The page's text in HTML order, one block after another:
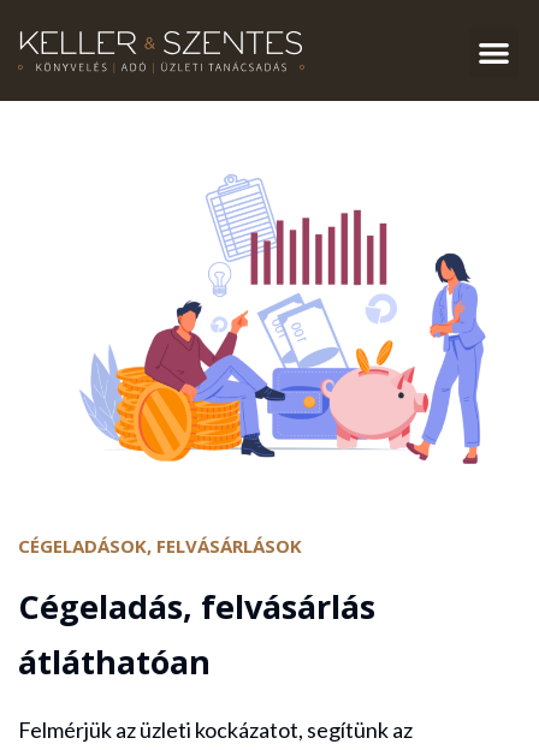
CÉGELADÁSOK, FELVÁSÁRLÁSOK
Cégeladás, felvásárlás
átláthatóan
Felmérjük az üzleti kockázatot, segítünk az